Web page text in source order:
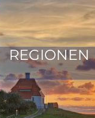
REGIONEN